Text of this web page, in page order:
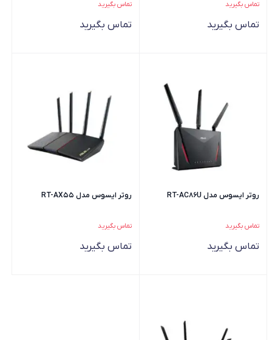
تماس بگیرید
تماس بگیرید
تماس بگیرید
تماس بگیرید
روتر ایسوس مدل RT-AC86U
تماس بگیرید
تماس بگیرید
روتر ایسوس مدل RT-AX55
تماس بگیرید
تماس بگیرید